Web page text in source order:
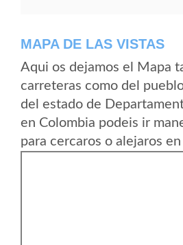
MAPA DE LAS VISTAS
Aqui os dejamos el Mapa
carreteras como del
del estado de
en Colombia podeis ir
para cercaros o alejaros